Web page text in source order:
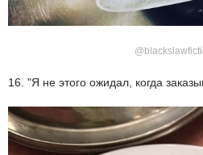
16. "Я не этого ожидал, когда